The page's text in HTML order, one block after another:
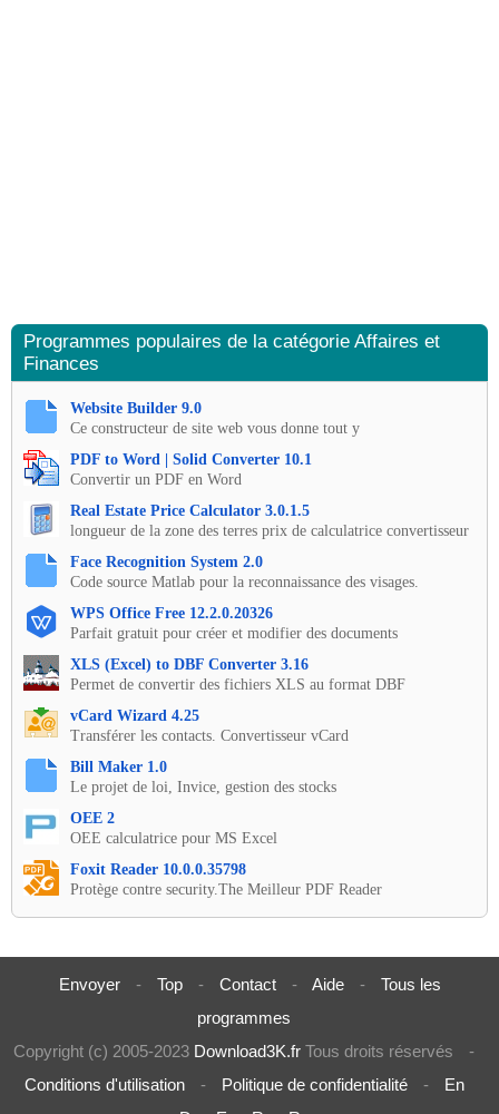
Programmes populaires de la catégorie Affaires et
Finances
Website Builder 9.0
Ce constructeur de site web vous donne tout y
PDF to Word | Solid Converter 10.1
Convertir un PDF en Word
Real Estate Price Calculator 3.0.1.5
longueur de la zone des terres prix de calculatrice convertisseur
Face Recognition System 2.0
Code source Matlab pour la reconnaissance des visages.
WPS Office Free 12.2.0.20326
Parfait gratuit pour créer et modifier des documents
XLS (Excel) to DBF Converter 3.16
Permet de convertir des fichiers XLS au format DBF
vCard Wizard 4.25
Transférer les contacts. Convertisseur vCard
Bill Maker 1.0
Le projet de loi, Invice, gestion des stocks
OEE 2
OEE calculatrice pour MS Excel
Foxit Reader 10.0.0.35798
Protège contre security.The Meilleur PDF Reader
Envoyer - Top - Contact - Aide -
Tous les
programmes
Copyright (c) 2005-2023 Download3K.fr Tous droits réservés
-
Conditions d'utilisation
- Politique de confidentialité -
En